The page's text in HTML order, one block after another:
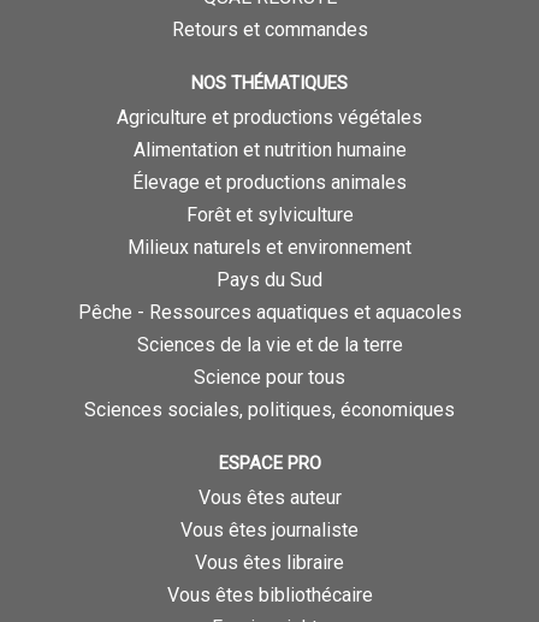
Retours et commandes
NOS THÉMATIQUES
Agriculture et productions végétales
Alimentation et nutrition humaine
Élevage et productions animales
Forêt et sylviculture
Milieux naturels et environnement
Pays du Sud
Pêche - Ressources aquatiques et aquacoles
Sciences de la vie et de la terre
Science pour tous
Sciences sociales, politiques, économiques
ESPACE PRO
Vous êtes auteur
Vous êtes journaliste
Vous êtes libraire
Vous êtes bibliothécaire